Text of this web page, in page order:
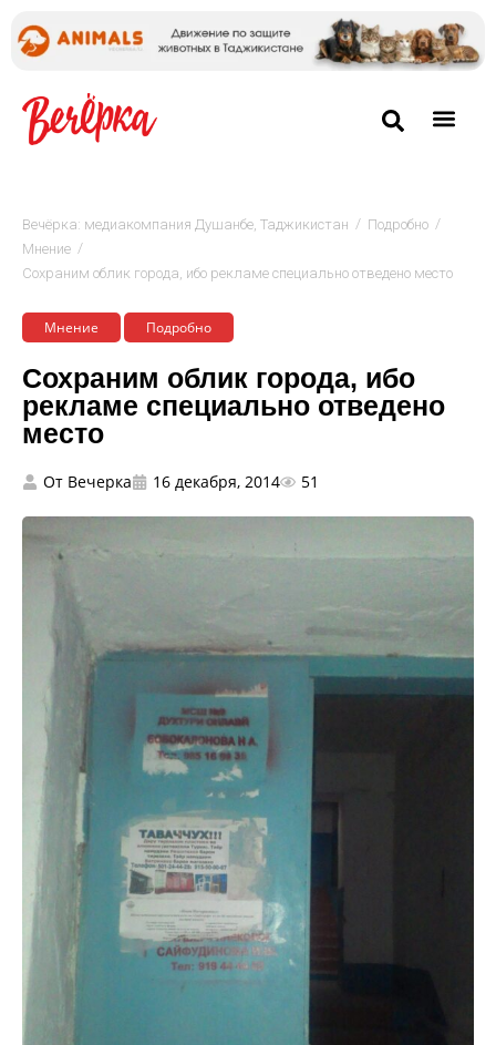
Вечёрка: медиакомпания Душанбе, Таджикистан / Подробно /
Мнение /
Сохраним облик города, ибо рекламе специально отведено место
Мнение Подробно
Сохраним облик города, ибо
рекламе специально отведено
место
От Вечерка 16 декабря, 2014 51